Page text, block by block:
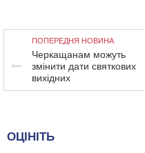
ПОПЕРЕДНЯ НОВИНА
Черкащанам можуть
змінити дати святкових
вихідних